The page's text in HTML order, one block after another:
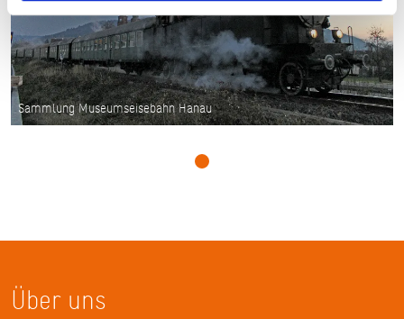
Sammlung Museumseisebahn Hanau
Über uns